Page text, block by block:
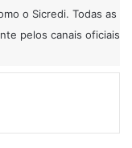
o Sicredi. Todas as
pelos canais oficiais